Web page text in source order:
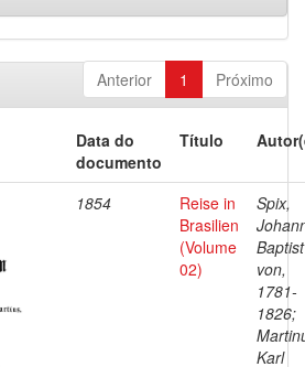
Anterior 1 Próximo
Data do
documento
Título
1854
Reise in
Brasilien
(Volume
02)
Spix,
Baptist
von,
1781-
1826;
Karl